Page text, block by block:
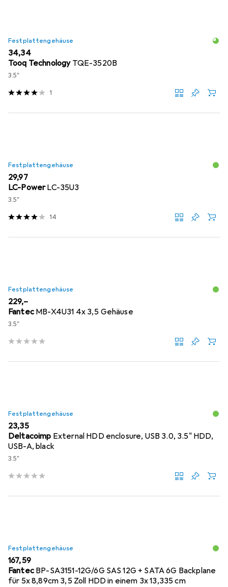
Festplattengehäuse
EUR
34,34
Tooq Technology TQE-3520B
3.5"
1
Festplattengehäuse
EUR
29,97
LC-PowerLC-35U3
3.5"
14
Festplattengehäuse
EUR
229,–
Fantec MB-X4U31 4x 3,5 Gehäuse
3.5"
Festplattengehäuse
EUR
23,35
Deltacoimp External HDD enclosure, USB 3.0, 3.5" HDD,
USB-A, black
3.5"
Festplattengehäuse
EUR
167,59
Fantec BP-SA3151-12G/6G SAS 12G + SATA 6G Backplane
für 5x 8,89cm 3,5 Zoll HDD in einem 3x 13,335 cm